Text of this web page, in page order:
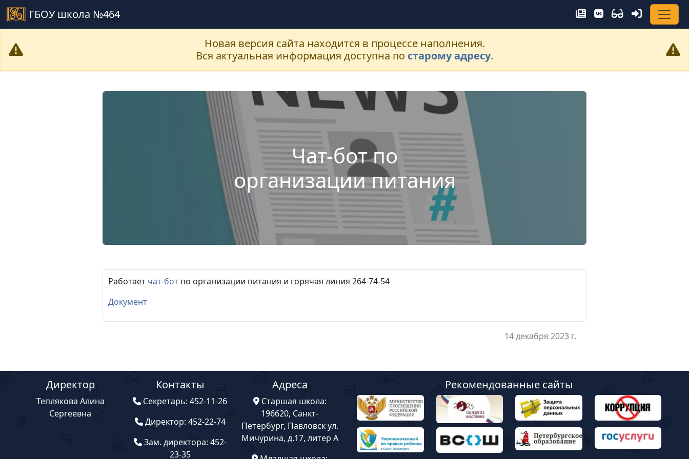
ГБОУ школа №464
Новая версия сайта находится в процессе наполнения.
Вся актуальная информация доступна по старому адресу.
Чат-бот по
организации питания
Работает чат-бот по организации питания и горячая линия 264-74-54
Документ
14 декабря 2023 г.
Директор
Теплякова Алина
Сергеевна
Контакты
Секретарь: 452-11-26
Директор: 452-22-74
Зам. директора: 452-
23-35
Адреса
Старшая школа:
196620, Санкт-
Петербург, Павловск ул.
Мичурина, д.17, литер А
Рекомендованные сайты